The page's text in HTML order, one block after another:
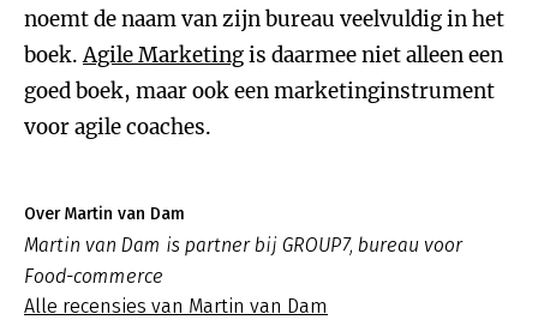
noemt de naam van zijn bureau veelvuldig in het
boek.Agile Marketingis daarmee niet alleen een
goed boek, maar ook een marketinginstrument
voor agile coaches.
Over Martin van Dam
Martin van Dam is partner bij GROUP7, bureau voor
Food-commerce
Alle recensies van Martin van Dam